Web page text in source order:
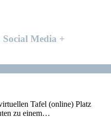
Media +
Tafel (online) Platz
zu einem…